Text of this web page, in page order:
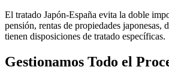
El tratado Japón-España evita la doble
pensión, rentas de propiedades japonesas,
tienen disposiciones de tratado específicas.
Gestionamos Todo el